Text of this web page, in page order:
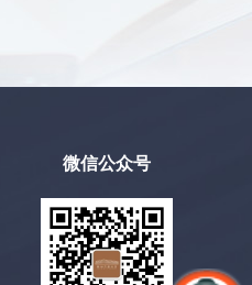
微信公众号